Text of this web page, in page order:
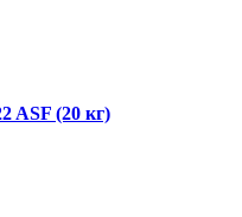
ASF (20 кг)